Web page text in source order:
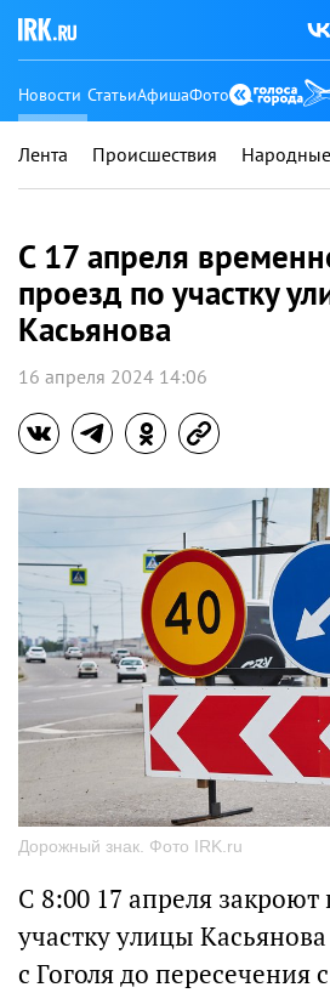
Новости СтатьиАфишаФото
Лента Происшествия Народные
C 17 апреля
проезд по участку
Касьянова
16 апреля 2024 14:06
Дорожный знак. Фото IRK.ru
С 8:00 17 апреля закроют
участку улицы
с Гоголя до пересечения